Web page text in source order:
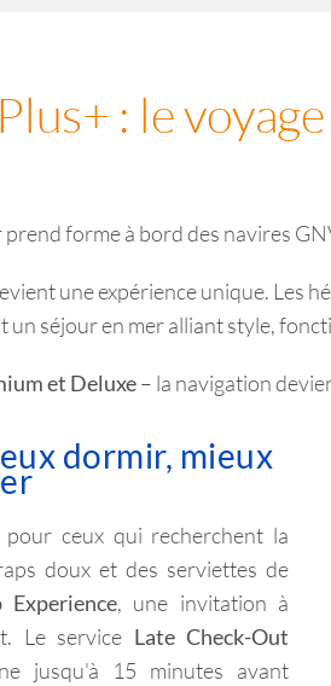
: le
forme à bord des navires
une expérience unique. Les
séjour en mer alliant style,
et Deluxe– la navigation
dormir, mieux
pour ceux qui recherchent la
doux et des serviettes de
Experience, une invitation à
Le service Late Check-Out
jusqu'à 15 minutes avant
des cookies techniques, analytiques
ceux de tiers, utilisés également pour
par défaut restent inchangés et que
politique de cookies
d'informazion et